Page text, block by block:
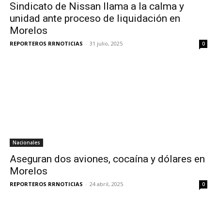
Sindicato de Nissan llama a la calma y
unidad ante proceso de liquidación en
Morelos
REPORTEROS RRNOTICIAS - 31 julio, 2025 0
Nacionales
Aseguran dos aviones, cocaína y dólares en
Morelos
REPORTEROS RRNOTICIAS - 24 abril, 2025 0